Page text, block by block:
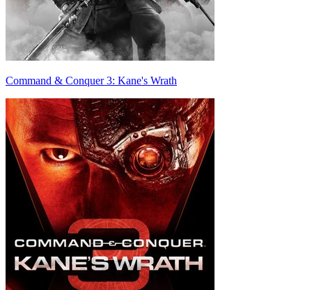
Command & Conquer 3: Kane's Wrath